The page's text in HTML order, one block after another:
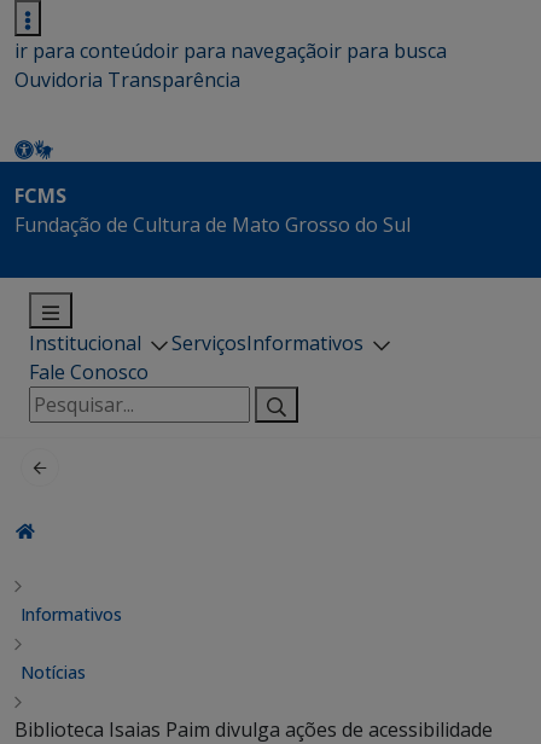
ir para conteúdoir para navegaçãoir para busca
Ouvidoria Transparência
FCMS
Fundação de Cultura de Mato Grosso do Sul
Institucional ServiçosInformativos
Fale Conosco
Pesquisar
por:
Informativos
Notícias
Biblioteca Isaias Paim divulga ações de acessibilidade